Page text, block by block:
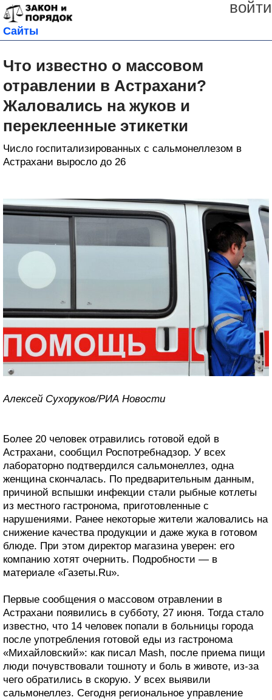
войти
Сайты
Что известно о массовом
отравлении в Астрахани?
Жаловались на жуков и
переклеенные этикетки
Число госпитализированных с сальмонеллезом в
Астрахани выросло до 26
Алексей Сухоруков/РИА Новости
Более 20 человек отравились готовой едой в
Астрахани, сообщил Роспотребнадзор. У всех
лабораторно подтвердился сальмонеллез, одна
женщина скончалась. По предварительным данным,
причиной вспышки инфекции стали рыбные котлеты
из местного гастронома, приготовленные с
нарушениями. Ранее некоторые жители жаловались на
снижение качества продукции и даже жука в готовом
блюде. При этом директор магазина уверен: его
компанию хотят очернить. Подробности — в
материале «Газеты.Ru».
Первые сообщения о массовом отравлении в
Астрахани появились в субботу, 27 июня. Тогда стало
известно, что 14 человек попали в больницы города
после употребления готовой еды из гастронома
«Михайловский»: как писал Mash, после приема пищи
люди почувствовали тошноту и боль в животе, из-за
чего обратились в скорую. У всех выявили
сальмонеллез. Сегодня региональное управление